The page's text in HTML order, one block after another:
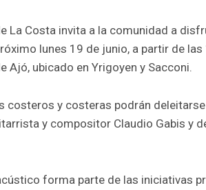
La Costa invita a la comunidad a
lunes 19 de junio, a partir de las
Ajó, ubicado en Yrigoyen y Sacconi.
costeros y costeras podrán
y compositor Claudio Gabis y
forma parte de las iniciativas